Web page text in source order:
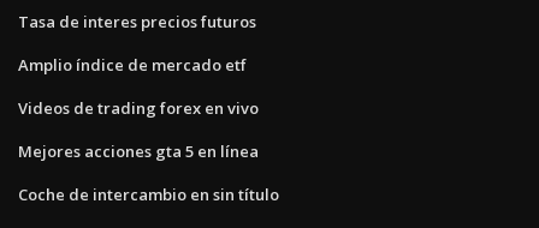
Tasa de interes precios futuros
Amplio índice de mercado etf
Videos de trading forex en vivo
Mejores acciones gta 5 en línea
Coche de intercambio en sin título